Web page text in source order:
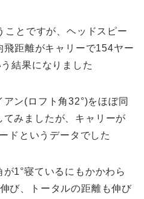
ことですが、ヘッドスピー
飛距離がキャリーで154ヤー
結果になりました
ン(ロフト角32°)をほぼ同
てみましたが、キャリーが
ドというデータでした
1°寝ているにもかかわら
び、トータルの距離も伸び